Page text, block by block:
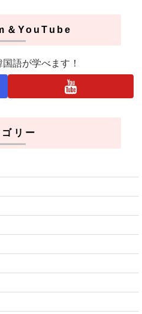
＆YouTube
語が学べます！
ゴリー